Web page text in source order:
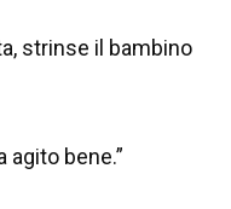
strinse il bambino
agito bene.”